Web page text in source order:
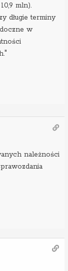
mln).
długie terminy
w
należności